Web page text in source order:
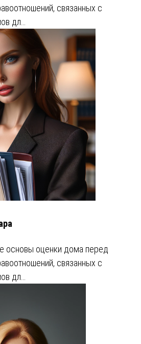
связанных с
дл…
основы оценки дома перед
связанных с
дл…